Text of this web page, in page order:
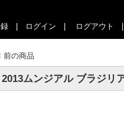
ログイン ログアウト
前の商品
2013ムンジアル ブラジリ